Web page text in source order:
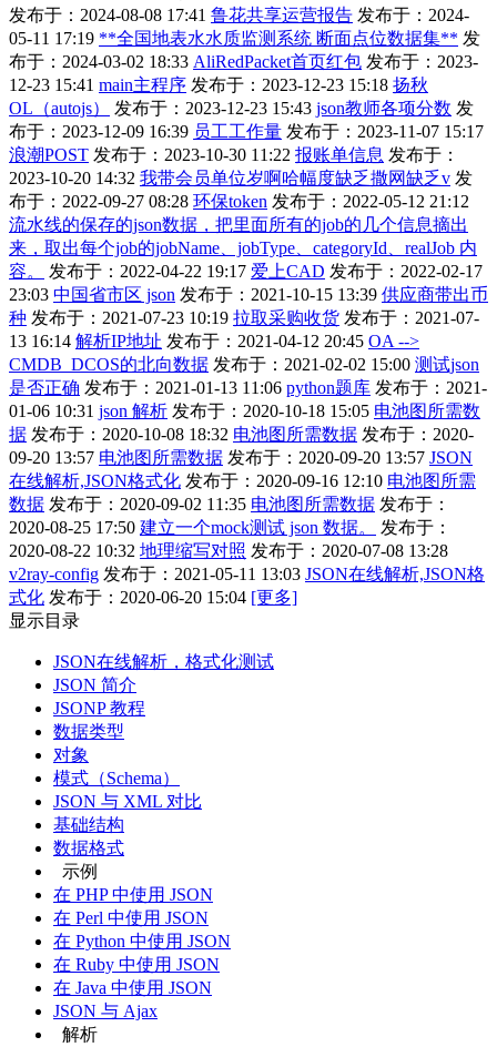
发布于：2024-08-08 17:41 鲁花共享运营报告 发布于：2024-
05-11 17:19 **全国地表水水质监测系统 断面点位数据集** 发
布于：2024-03-02 18:33 AliRedPacket首页红包 发布于：2023-
12-23 15:41 main主程序 发布于：2023-12-23 15:18 扬秋
OL（autojs）
发布于：2023-12-23 15:43 json教师各项分数 发
布于：2023-12-09 16:39 员工工作量 发布于：2023-11-07 15:17
浪潮POST 发布于：2023-10-30 11:22 报账单信息 发布于：
2023-10-20 14:32 我带会员单位岁啊哈幅度缺乏撒网缺乏v 发
布于：2022-09-27 08:28 环保token 发布于：2022-05-12 21:12
流水线的保存的json数据，把里面所有的job的几个信息摘出
来，取出每个job的jobName、jobType、categoryId、realJob 内
容。
发布于：2022-04-22 19:17 爱上CAD 发布于：2022-02-17
23:03 中国省市区 json 发布于：2021-10-15 13:39 供应商带出币
种 发布于：2021-07-23 10:19 拉取采购收货 发布于：2021-07-
13 16:14 解析IP地址 发布于：2021-04-12 20:45 OA -->
CMDB_DCOS的北向数据 发布于：2021-02-02 15:00 测试json
是否正确 发布于：2021-01-13 11:06 python题库 发布于：2021-
01-06 10:31 json 解析 发布于：2020-10-18 15:05 电池图所需数
据 发布于：2020-10-08 18:32 电池图所需数据 发布于：2020-
09-20 13:57 电池图所需数据 发布于：2020-09-20 13:57 JSON
在线解析,JSON格式化 发布于：2020-09-16 12:10 电池图所需
数据 发布于：2020-09-02 11:35 电池图所需数据 发布于：
2020-08-25 17:50 建立一个mock测试 json 数据。
发布于：
2020-08-22 10:32 地理缩写对照 发布于：2020-07-08 13:28
v2ray-config 发布于：2021-05-11 13:03 JSON在线解析,JSON格
式化 发布于：2020-06-20 15:04 [更多]
显示目录
JSON在线解析，格式化测试
JSON 简介
JSONP 教程
数据类型
对象
模式（Schema）
JSON 与 XML 对比
基础结构
数据格式
示例
在 PHP 中使用 JSON
在 Perl 中使用 JSON
在 Python 中使用 JSON
在 Ruby 中使用 JSON
在 Java 中使用 JSON
JSON 与 Ajax
解析